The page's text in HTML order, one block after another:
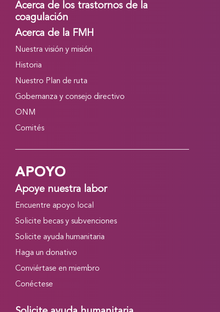
Acerca de los trastornos de la
coagulación
Acerca de la FMH
Nuestra visión y misión
Historia
Nuestro Plan de ruta
Gobernanza y consejo directivo
ONM
Comités
APOYO
Apoye nuestra labor
Encuentre apoyo local
Solicite becas y subvenciones
Solicite ayuda humanitaria
Haga un donativo
Conviértase en miembro
Conéctese